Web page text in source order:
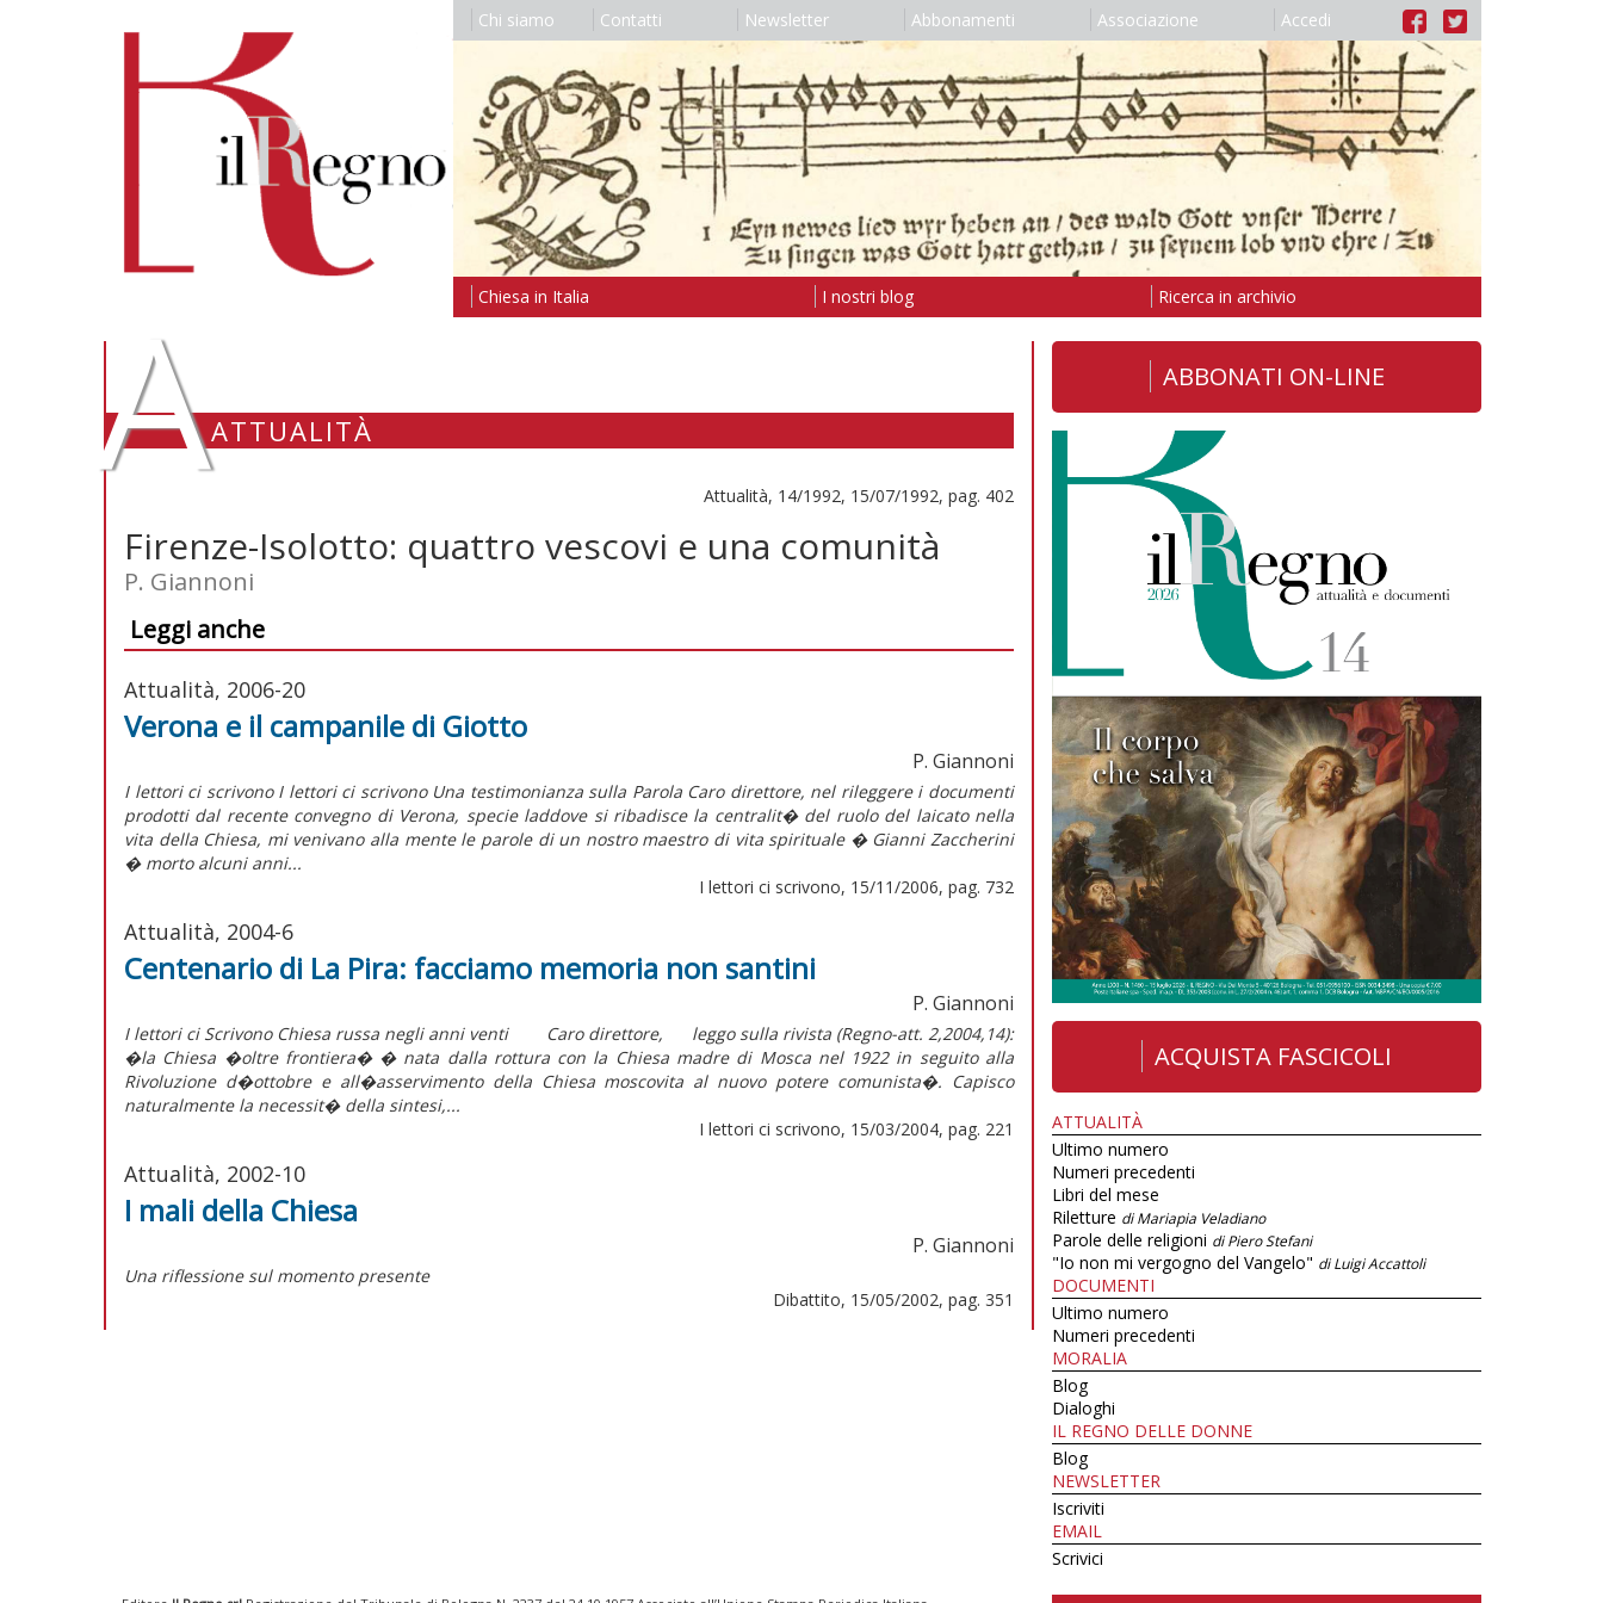
Chi siamo Contatti Newsletter Abbonamenti Associazione Accedi
Chiesa in Italia I nostri blog Ricerca in archivio
AATTUALITÀ
Attualità, 14/1992, 15/07/1992, pag. 402
Firenze-Isolotto: quattro vescovi e una comunità
P. Giannoni
Leggi anche
Attualità, 2006-20
Verona e il campanile di Giotto
P. Giannoni
I lettori ci scrivono I lettori ci scrivono Una testimonianza sulla Parola Caro direttore, nel rileggere i documenti
prodotti dal recente convegno di Verona, specie laddove si ribadisce la centralit� del ruolo del laicato nella
vita della Chiesa, mi venivano alla mente le parole di un nostro maestro di vita spirituale � Gianni Zaccherini
� morto alcuni anni...
I lettori ci scrivono, 15/11/2006, pag. 732
Attualità, 2004-6
Centenario di La Pira: facciamo memoria non santini
P. Giannoni
I lettori ci Scrivono Chiesa russa negli anni venti Caro direttore, leggo sulla rivista (Regno-att. 2,2004,14):
�la Chiesa �oltre frontiera� � nata dalla rottura con la Chiesa madre di Mosca nel 1922 in seguito alla
Rivoluzione d�ottobre e all�asservimento della Chiesa moscovita al nuovo potere comunista�. Capisco
naturalmente la necessit� della sintesi,...
I lettori ci scrivono, 15/03/2004, pag. 221
Attualità, 2002-10
I mali della Chiesa
P. Giannoni
Una riflessione sul momento presente
Dibattito, 15/05/2002, pag. 351
ABBONATI ON-LINE
ACQUISTA FASCICOLI
ATTUALITÀ
Ultimo numero
Numeri precedenti
Libri del mese
Riletture di Mariapia Veladiano
Parole delle religioni di Piero Stefani
"Io non mi vergogno del Vangelo" di Luigi Accattoli
DOCUMENTI
Ultimo numero
Numeri precedenti
MORALIA
Blog
Dialoghi
IL REGNO DELLE DONNE
Blog
NEWSLETTER
Iscriviti
EMAIL
Scrivici